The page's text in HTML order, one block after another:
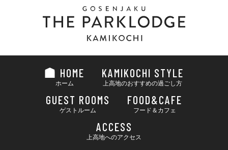
HOME
ホーム
KAMIKOCHI STYLE
上高地のおすすめの過ごし方
GUEST ROOMS
ゲストルーム
FOOD&CAFE
フード＆カフェ
ACCESS
上高地へのアクセス